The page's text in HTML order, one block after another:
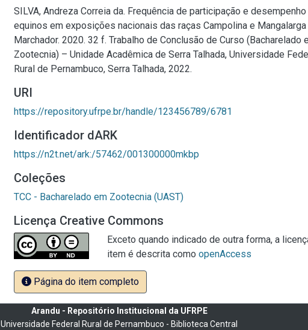
SILVA, Andreza Correia da. Frequência de participação e desempenho
equinos em exposições nacionais das raças Campolina e Mangalarga
Marchador. 2020. 32 f. Trabalho de Conclusão de Curso (Bacharelado
Zootecnia) – Unidade Acadêmica de Serra Talhada, Universidade
Rural de Pernambuco, Serra Talhada, 2022.
URI
https://repository.ufrpe.br/handle/123456789/6781
Identificador dARK
https://n2t.net/ark:/57462/001300000mkbp
Coleções
TCC - Bacharelado em Zootecnia (UAST)
Licença Creative Commons
Exceto quando indicado de outra forma, a
item é descrita como openAccess
Página do item completo
Arandu - Repositório Institucional da UFRPE
Universidade Federal Rural de Pernambuco - Biblioteca Central